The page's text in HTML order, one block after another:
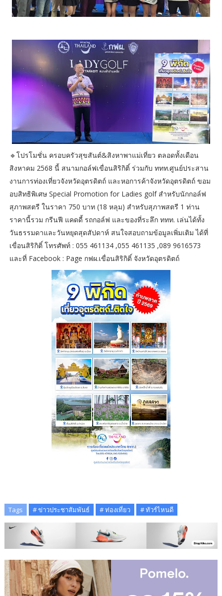
🔹โปรโมชั่น ครอบครัวสุขสันต์&สิงหาพาแม่เที่ยว ตลอดทั้งเดือน
สิงหาคม 2568 นี้ สนามกอล์ฟเขื่อนสิริกิติ์ ร่วมกับ ททท.ศูนย์ประสาน
งานการท่องเที่ยวจังหวัดอุตรดิตถ์ และหอการค้าจังหวัดอุตรดิตถ์ ขอม
อบสิทธิพิเศษ Special Promotion for Ladies golf สำหรับนักกอล์ฟ
สุภาพสตรี ในราคา 750 บาท (18 หลุม) สำหรับสุภาพสตรี 1 ท่าน
ราคานี้รวม กรีนฟี แคดดี้ รถกอล์ฟ และของที่ระลึก ททท. เล่นได้ทั้ง
วันธรรมดาและวันหยุดสุดสัปดาห์ สนใจสอบถามข้อมูลเพิ่มเติม ได้ที่
เขื่อนสิริกิติ์ โทรศัพท์ : 055 461134 ,055 461135 ,089 9616573
และที่ Facebook : Page กฟผ.เขื่อนสิริกิติ์ จังหวัดอุตรดิตถ์
Tags # ข่าวประชาสัมพันธ์ # ท่องเที่ยว # ทัวร์ไหนดี